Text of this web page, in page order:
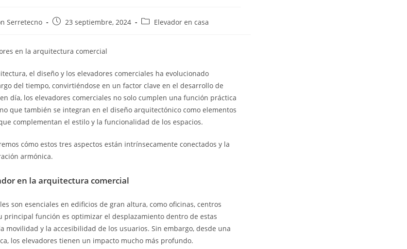
Serretecno 23 septiembre, 2024 Elevador en casa
en la arquitectura comercial
el diseño y los elevadores comerciales ha evolucionado
del tiempo, convirtiéndose en un factor clave en el desarrollo de
día, los elevadores comerciales no solo cumplen una función práctica
que también se integran en el diseño arquitectónico como elementos
complementan el estilo y la funcionalidad de los espacios.
cómo estos tres aspectos están intrínsecamente conectados y la
armónica.
en la arquitectura comercial
son esenciales en edificios de gran altura, como oficinas, centros
principal función es optimizar el desplazamiento dentro de estas
movilidad y la accesibilidad de los usuarios. Sin embargo, desde una
los elevadores tienen un impacto mucho más profundo.